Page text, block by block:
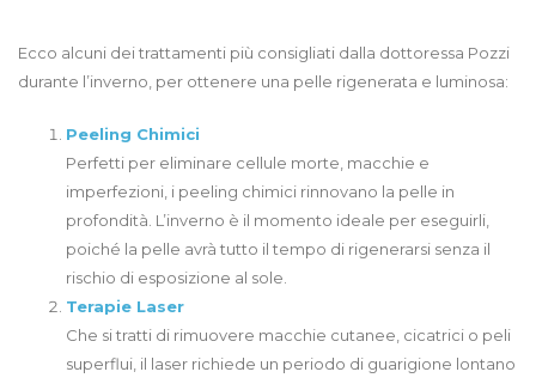
Ecco alcuni dei trattamenti più consigliati dalla dottoressa Pozzi
durante l’inverno, per ottenere una pelle rigenerata e luminosa:
Peeling Chimici
Perfetti per eliminare cellule morte, macchie e
imperfezioni, i peeling chimici rinnovano la pelle in
profondità. L’inverno è il momento ideale per eseguirli,
poiché la pelle avrà tutto il tempo di rigenerarsi senza il
rischio di esposizione al sole.
Terapie Laser
Che si tratti di rimuovere macchie cutanee, cicatrici o peli
superflui, il laser richiede un periodo di guarigione lontano